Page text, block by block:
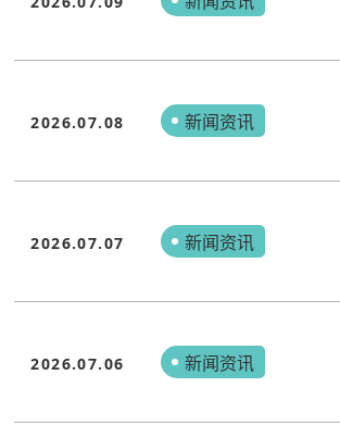
2026.07.08 新闻资讯
2026.07.07 新闻资讯
2026.07.06 新闻资讯